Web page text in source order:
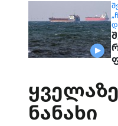
ᲜᲐᲜᲐᲮᲘ